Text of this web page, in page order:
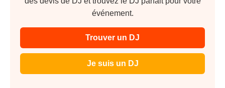
événement.
Trouver un DJ
Je suis un DJ